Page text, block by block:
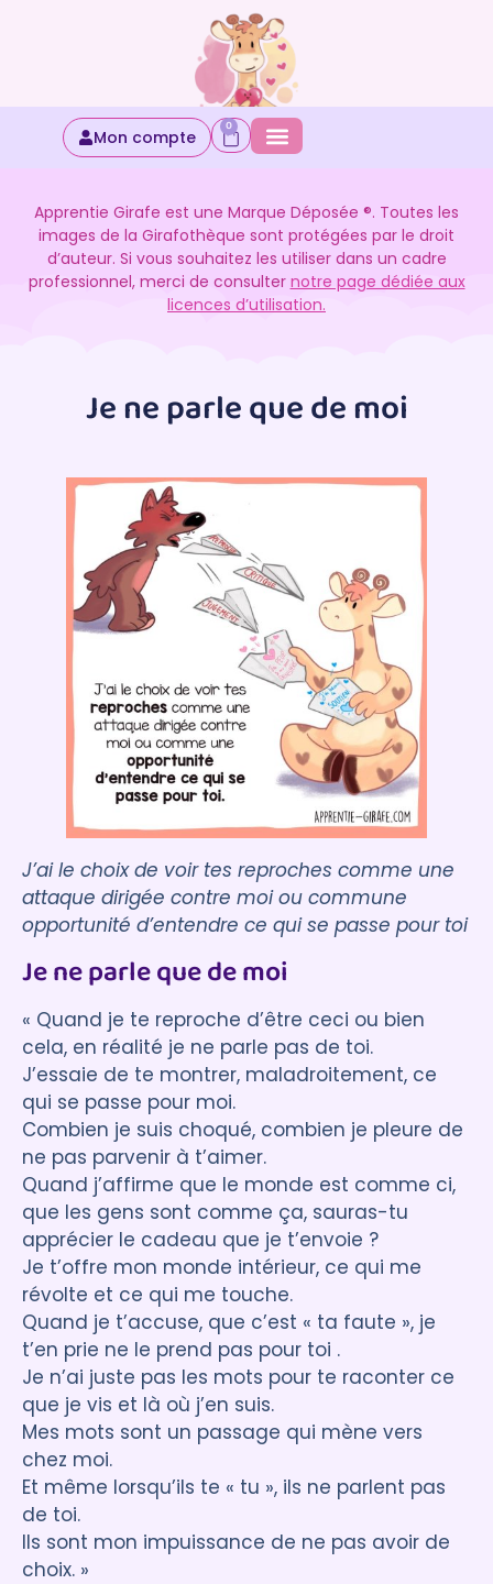
Mon compte
0
Apprentie Girafe est une Marque Déposée ®. Toutes les
images de la Girafothèque sont protégées par le droit
d’auteur. Si vous souhaitez les utiliser dans un cadre
professionnel, merci de consulter notre page dédiée aux
licences d’utilisation.
Je ne parle que de moi
J’ai le choix de voir tes reproches comme une
attaque dirigée contre moi ou commune
opportunité d’entendre ce qui se passe pour toi
Je ne parle que de moi
« Quand je te reproche d’être ceci ou bien
cela, en réalité je ne parle pas de toi.
J’essaie de te montrer, maladroitement, ce
qui se passe pour moi.
Combien je suis choqué, combien je pleure de
ne pas parvenir à t’aimer.
Quand j’affirme que le monde est comme ci,
que les gens sont comme ça, sauras-tu
apprécier le cadeau que je t’envoie ?
Je t’offre mon monde intérieur, ce qui me
révolte et ce qui me touche.
Quand je t’accuse, que c’est « ta faute », je
t’en prie ne le prend pas pour toi .
Je n’ai juste pas les mots pour te raconter ce
que je vis et là où j’en suis.
Mes mots sont un passage qui mène vers
chez moi.
Et même lorsqu’ils te « tu », ils ne parlent pas
de toi.
Ils sont mon impuissance de ne pas avoir de
choix. »